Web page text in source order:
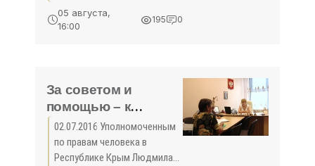
описаний
земельных участков
по государственной
регистрации и кадастру
участков. Об этом
05 августа,
16:00
195 0
За советом и
помощью – к
Уполномоченному -
«Правам человека»
02.07.2016 Уполномоченным
по правам человека в
Республике Крым Людмила